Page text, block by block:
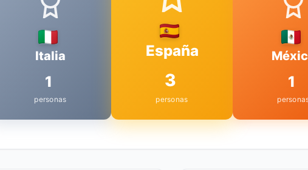
Italia
1
personas
España
3
personas
1